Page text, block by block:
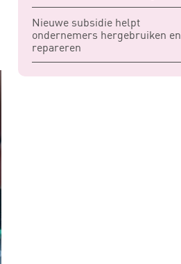
Nieuwe subsidie helpt
ondernemers hergebruiken en
repareren